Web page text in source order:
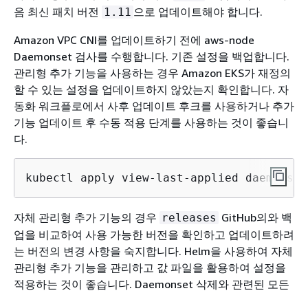
음 최신 패치 버전 1.11 으로 업데이트해야 합니다.
Amazon VPC CNI를 업데이트하기 전에 aws-node
Daemonset 검사를 수행합니다. 기존 설정을 백업합니다.
관리형 추가 기능을 사용하는 경우 Amazon EKS가 재정의
할 수 있는 설정을 업데이트하지 않았는지 확인합니다. 자
동화 워크플로에서 사후 업데이트 후크를 사용하거나 추가
기능 업데이트 후 수동 적용 단계를 사용하는 것이 좋습니
다.
kubectl apply view-last-applied
자체 관리형 추가 기능의 경우 releases GitHub의와 백
업을 비교하여 사용 가능한 버전을 확인하고 업데이트하려
는 버전의 변경 사항을 숙지합니다. Helm을 사용하여 자체
관리형 추가 기능을 관리하고 값 파일을 활용하여 설정을
적용하는 것이 좋습니다. Daemonset 삭제와 관련된 모든